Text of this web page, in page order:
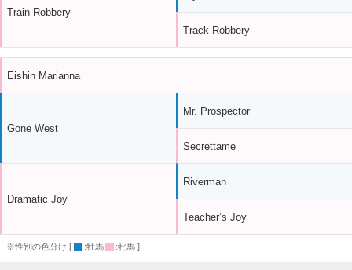
Train Robbery
Track Robbery
Eishin Marianna
Gone West
Dramatic Joy
Mr. Prospector
Secrettame
Riverman
Teacher’s Joy
※性別の色分け [ :牡馬 :牝馬 ]